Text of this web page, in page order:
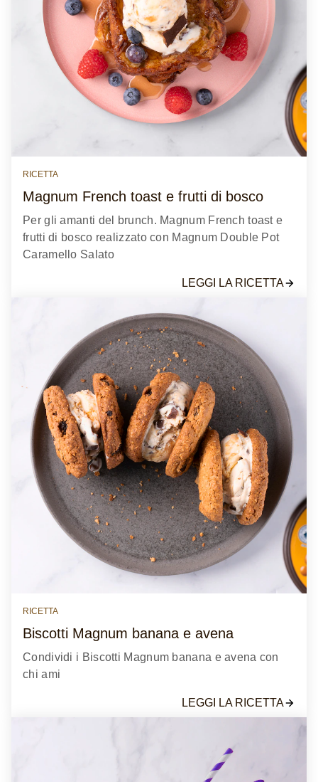
RICETTA
Magnum French toast e frutti di bosco
Per gli amanti del brunch. Magnum French toast e
frutti di bosco realizzato con Magnum Double Pot
Caramello Salato
LEGGI LA RICETTA
RICETTA
Biscotti Magnum banana e avena
Condividi i Biscotti Magnum banana e avena con
chi ami
LEGGI LA RICETTA